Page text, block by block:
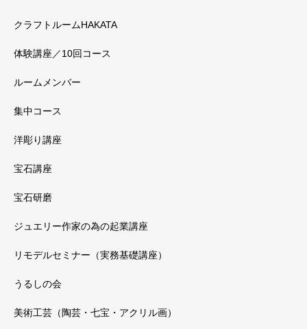
クラフトルームHAKATA
体験講座／10回コース
ルームメンバー
集中コース
洋彫り講座
宝石講座
宝石研磨
ジュエリー作家の為の起業講座
リモデルセミナー（実務基礎講座）
うるしの会
美術工芸（陶芸・七宝・アクリル画）